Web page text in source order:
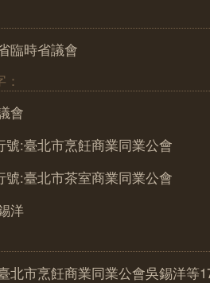
臨時省議會
會
號:臺北市烹飪商業同業公會
號:臺北市茶室商業同業公會
洋
北市烹飪商業同業公會吳錫洋等